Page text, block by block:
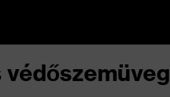
védőszemüveg